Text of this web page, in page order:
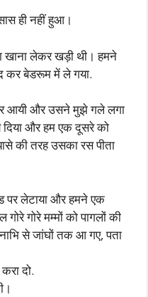
ही नहीं हुआ।
खाना लेकर खड़ी थी। हमने
कर बेडरूम में ले गया.
और उसने मुझे गले लगा
और हम एक दूसरे को
की तरह उसका रस पीता
पर लेटाया और हमने एक
गोरे मम्मों को पागलों की
से जांघों तक आ गए, पता
दो.